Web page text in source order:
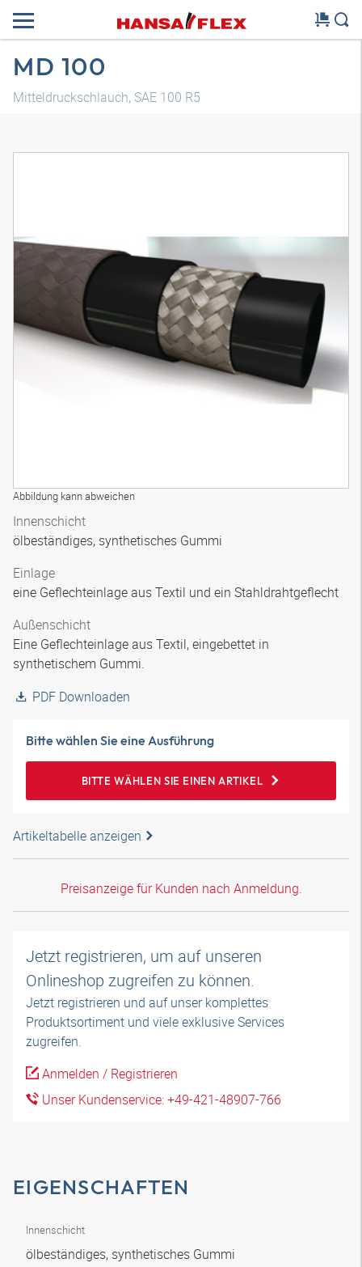
MD 100
Mitteldruckschlauch, SAE 100 R5
Abbildung kann abweichen
Innenschicht
ölbeständiges, synthetisches Gummi
Einlage
eine Geflechteinlage aus Textil und ein Stahldrahtgeflecht
Außenschicht
Eine Geflechteinlage aus Textil, eingebettet in
synthetischem Gummi.
PDF Downloaden
Bitte wählen Sie eine Ausführung
BITTE WÄHLEN SIE EINEN ARTIKEL
Artikeltabelle anzeigen
Preisanzeige für Kunden nach Anmeldung.
Jetzt registrieren, um auf unseren
Onlineshop zugreifen zu können.
Jetzt registrieren und auf unser komplettes
Produktsortiment und viele exklusive Services
zugreifen.
Anmelden / Registrieren
Unser Kundenservice: +49-421-48907-766
EIGENSCHAFTEN
Innenschicht
ölbeständiges, synthetisches Gummi